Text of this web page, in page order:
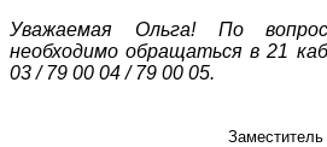
Уважаемая Ольга! По
необходимо обращаться в 21
03 / 79 00 04 / 79 00 05.
Заместитель